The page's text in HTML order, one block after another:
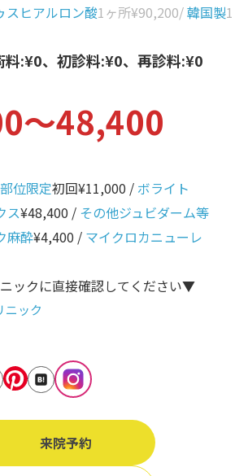
Gender
女性
その他
Age
年代から探す
10代
20代
50代
70代
80代
スヒアルロン酸1ヶ所¥90,200/韓国製1
:¥0、初診料:¥0、再診料:¥0
〜48,400
位限定初回¥11,000 / ボライト
ス¥48,400 / その他ジュビダーム等
麻酔¥4,400 / マイクロカニューレ
ックに直接確認してください▼
ニック
来院予約